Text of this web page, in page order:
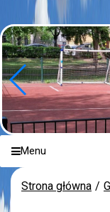
Menu
Strona główna